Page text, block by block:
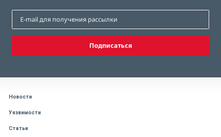
Подписаться
Новости
Уязвимости
Статьи